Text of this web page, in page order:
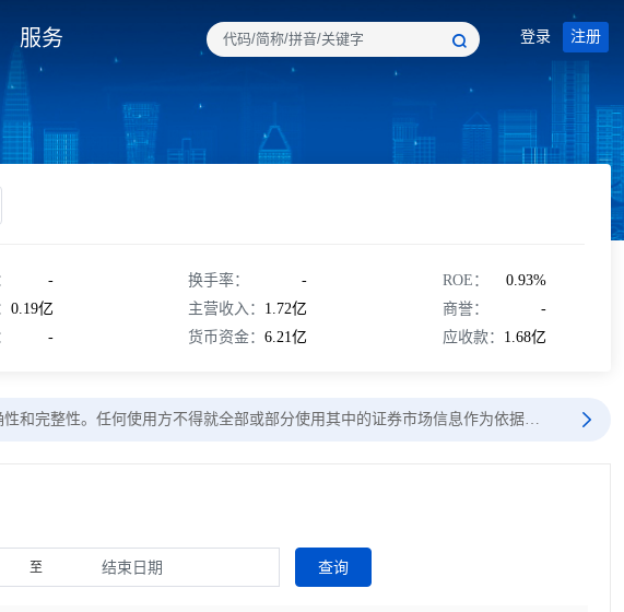
服务 登录 注册
-
0.19亿
-
换手率：
-
主营收入： 1.72亿
货币资金：6.21亿
ROE：
0.93%
商誉：
-
应收款： 1.68亿
和完整性。任何使用方不得就全部或部分使用其中的证券市场信息作为依据…
至 查询